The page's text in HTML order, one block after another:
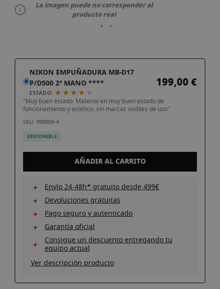
La imagen puede no corresponder al
producto real
Saltar
comienzo
galería
imágenes
NIKON EMPUÑADURA MB-D17
P/D500 2ª MANO ****
ESTADO: ★ ★ ★ ★ ★
199,00 €
"Muy buen estado: Material en muy buen estado de
funcionamiento y estético, sin marcas visibles de uso"
SKU: 999889-4
DISPONIBLE
AÑADIR AL CARRITO
Envío 24-48h* gratuito desde 499€
Devoluciones gratuitas
Pago seguro y autenticado
Garantía oficial
Consigue un descuento entregando tu
equipo actual
Ver descripción producto